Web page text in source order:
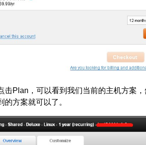
击Plan，可以看到我们当前的主机方案
的方案就可以了。